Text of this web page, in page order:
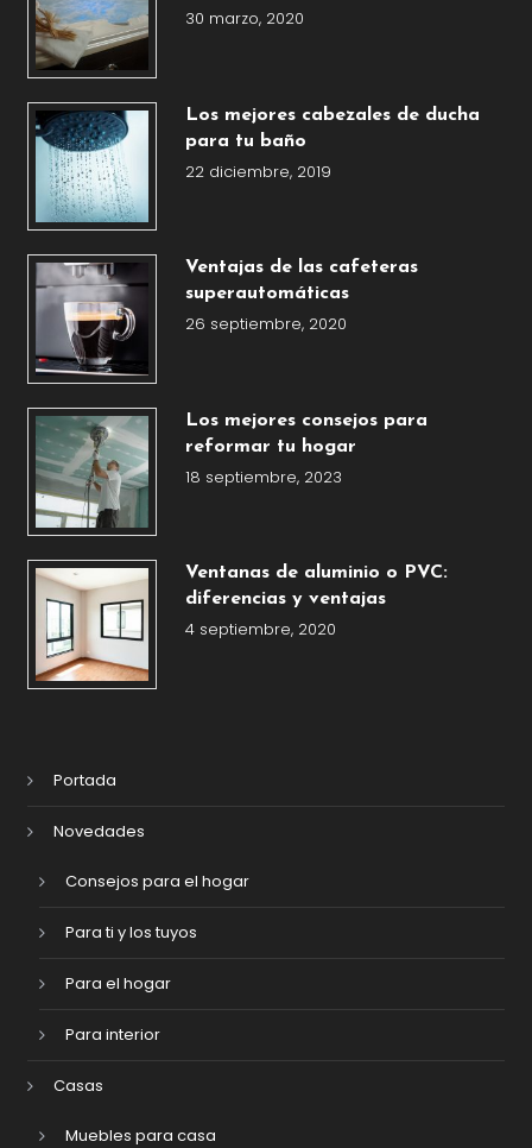
30 marzo, 2020
Los mejores cabezales de ducha
para tu baño
22 diciembre, 2019
Ventajas de las cafeteras
superautomáticas
26 septiembre, 2020
Los mejores consejos para
reformar tu hogar
18 septiembre, 2023
Ventanas de aluminio o PVC:
diferencias y ventajas
4 septiembre, 2020
Portada
Novedades
Consejos para el hogar
Para ti y los tuyos
Para el hogar
Para interior
Casas
Muebles para casa